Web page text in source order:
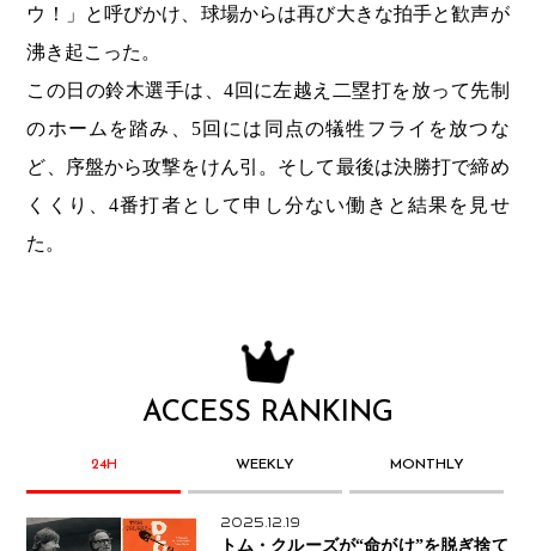
ウ！」と呼びかけ、球場からは再び大きな拍手と歓声が
沸き起こった。
この日の鈴木選手は、4回に左越え二塁打を放って先制
のホームを踏み、5回には同点の犠牲フライを放つな
ど、序盤から攻撃をけん引。そして最後は決勝打で締め
くくり、4番打者として申し分ない働きと結果を見せ
た。
ACCESS RANKING
24H WEEKLY MONTHLY
2025.12.19
トム・クルーズが“命がけ”を脱ぎ捨て